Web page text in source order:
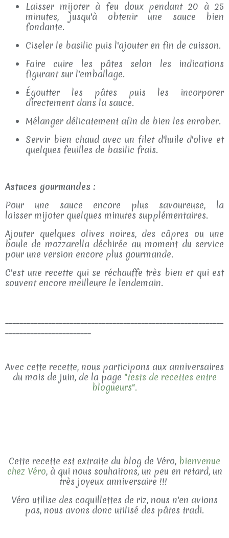
Laisser mijoter à feu doux pendant 20 à 25
minutes, jusqu'à obtenir une sauce bien
fondante.
Ciseler le basilic puis l'ajouter en fin de cuisson.
Faire cuire les pâtes selon les indications
figurant sur l'emballage.
Égoutter les pâtes puis les incorporer
directement dans la sauce.
Mélanger délicatement afin de bien les enrober.
Servir bien chaud avec un filet d'huile d'olive et
quelques feuilles de basilic frais.
Astuces gourmandes :
Pour une sauce encore plus savoureuse, la
laisser mijoter quelques minutes supplémentaires.
Ajouter quelques olives noires, des câpres ou une
boule de mozzarella déchirée au moment du service
pour une version encore plus gourmande.
C'est une recette qui se réchauffe très bien et qui est
souvent encore meilleure le lendemain.
Avec cette recette, nous participons aux anniversaires
du mois de juin, de la page "tests de recettes entre
blogueurs".
Cette recette est extraite du blog de Véro, bienvenue
chez Véro, à qui nous souhaitons, un peu en retard, un
très joyeux anniversaire !!!
Véro utilise des coquillettes de riz, nous n'en avions
pas, nous avons donc utilisé des pâtes tradi.